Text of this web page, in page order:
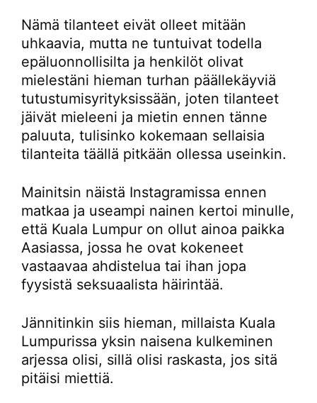
Nämä tilanteet eivät olleet mitään
uhkaavia, mutta ne tuntuivat todella
epäluonnollisilta ja henkilöt olivat
mielestäni hieman turhan päällekäyviä
tutustumisyrityksissään, joten tilanteet
jäivät mieleeni ja mietin ennen tänne
paluuta, tulisinko kokemaan sellaisia
tilanteita täällä pitkään ollessa useinkin.
Mainitsin näistä Instagramissa ennen
matkaa ja useampi nainen kertoi minulle,
että Kuala Lumpur on ollut ainoa paikka
Aasiassa, jossa he ovat kokeneet
vastaavaa ahdistelua tai ihan jopa
fyysistä seksuaalista häirintää.
Jännitinkin siis hieman, millaista Kuala
Lumpurissa yksin naisena kulkeminen
arjessa olisi, sillä olisi raskasta, jos sitä
pitäisi miettiä.